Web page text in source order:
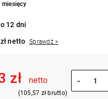
miesięcy
12 dni
netto Sprawdź >
zł netto
(105,57 zł brutto)
-